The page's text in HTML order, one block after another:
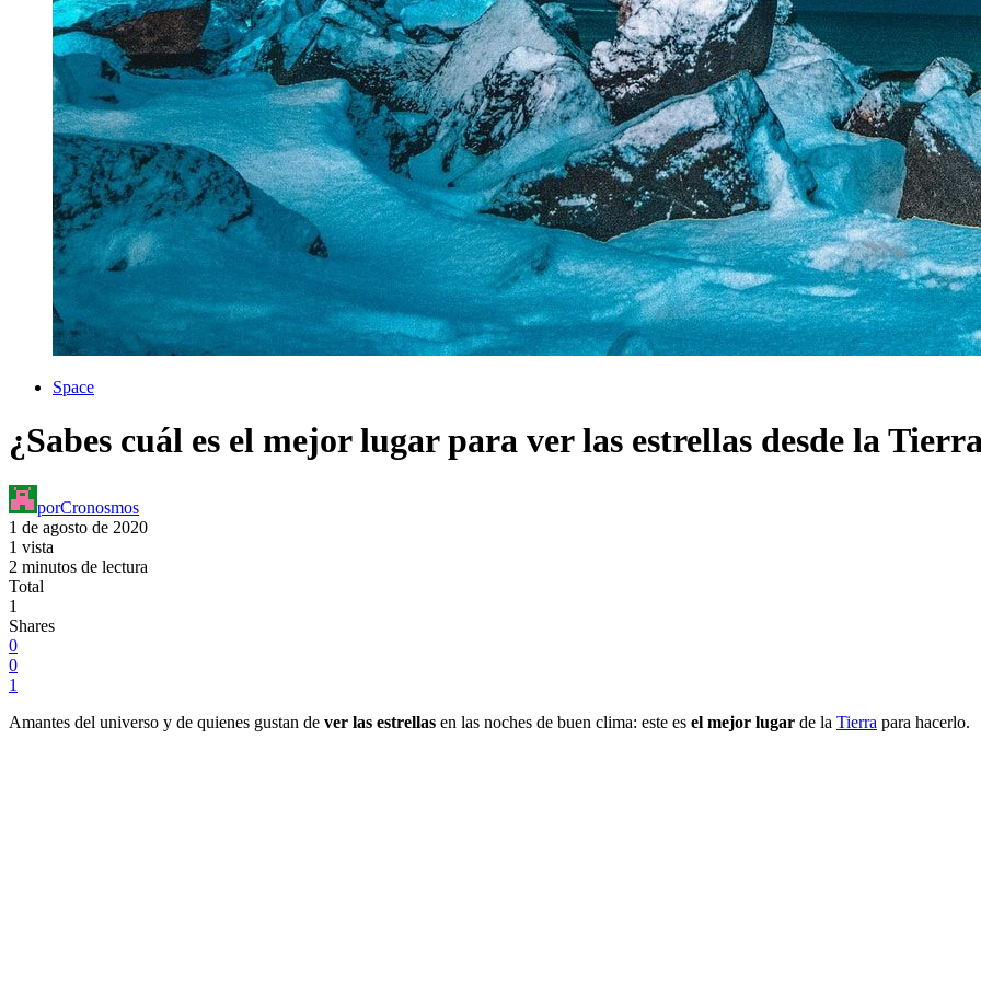
Space
¿Sabes cuál es el mejor lugar para ver las estrellas desde la
porCronosmos
1 de agosto de 2020
1 vista
2 minutos de lectura
Total
1
Shares
0
0
1
Amantes del universo y de quienes gustan de ver las estrellas en las noches de buen clima: este es el mejor lugar de la Tierra para hacerlo.